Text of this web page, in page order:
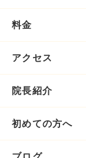
料金
アクセス
院長紹介
初めての方へ